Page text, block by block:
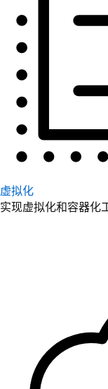
虚拟化
实现虚拟化和容器化